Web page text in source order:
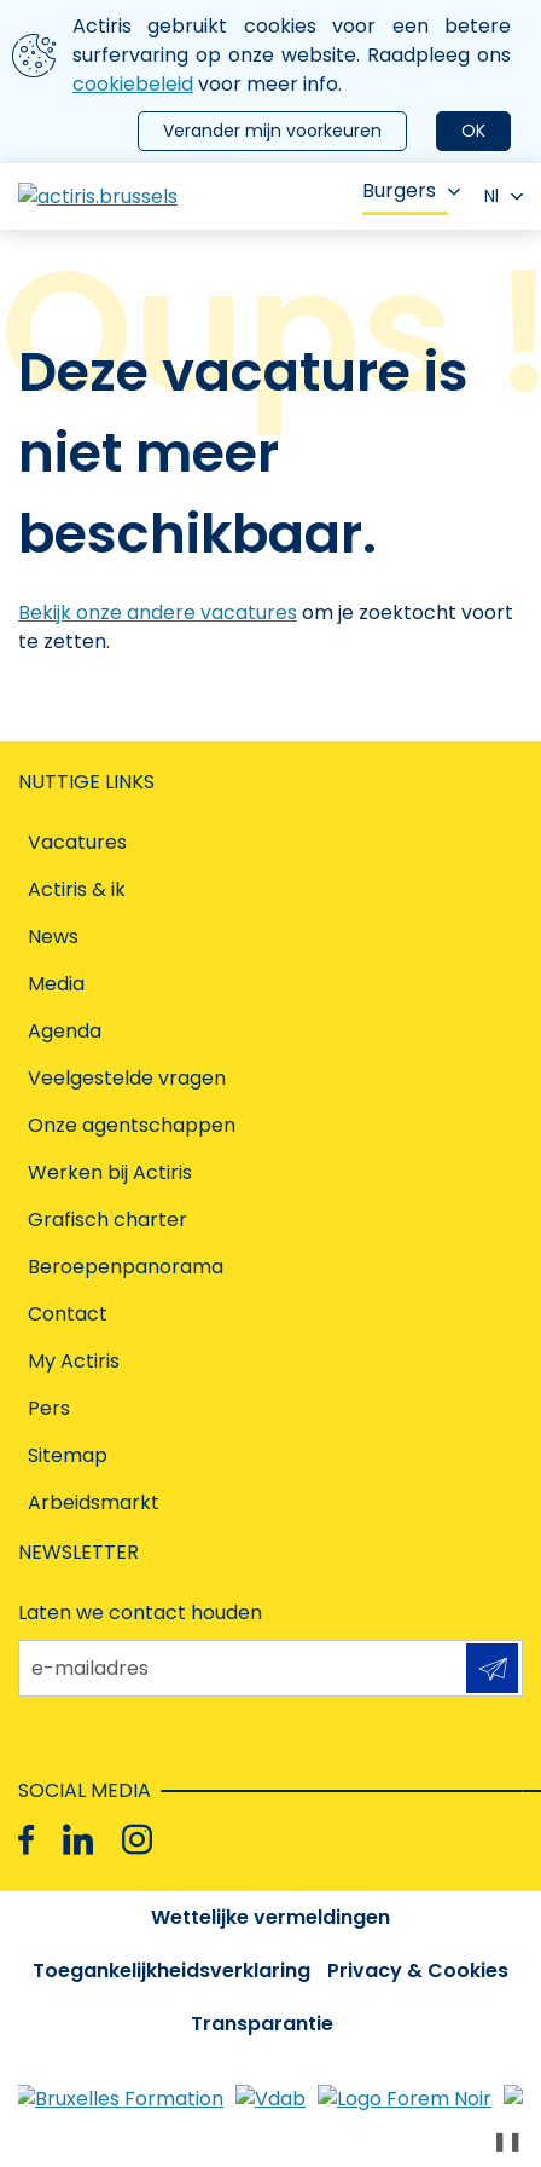
Aller au contenu principal
We gebruiken cookies
Actiris gebruikt cookies voor een betere
surfervaring op onze website. Raadpleeg ons
cookiebeleidvoor meer info.
OK
Verander mijn voorkeuren
le menu
Burgers Nl
Deze vacature is
niet meer
beschikbaar.
Bekijk onze andere vacaturesom je zoektocht voort
te zetten.
NUTTIGE LINKS
Vacatures
Actiris & ik
News
Media
Agenda
Veelgestelde vragen
Onze agentschappen
Werken bij Actiris
Grafisch charter
Beroepenpanorama
Contact
My Actiris
Pers
Sitemap
Arbeidsmarkt
NEWSLETTER
Laten we contact houden
e-mailadres
SOCIAL MEDIA
Wettelijke vermeldingen
Toegankelijkheidsverklaring
Privacy & Cookies
Transparantie
❚❚